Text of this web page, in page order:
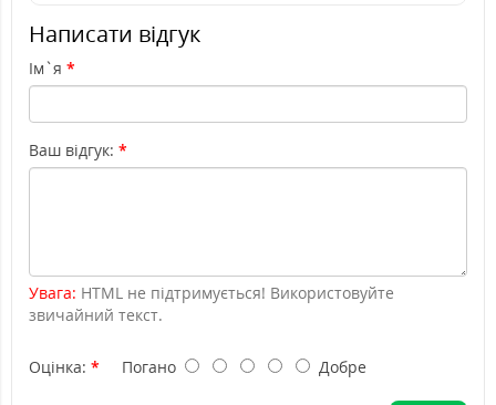
Написати відгук
Ім`я
Ваш відгук:
Увага: HTML не підтримується! Використовуйте
звичайний текст.
Оцінка: Погано Добре